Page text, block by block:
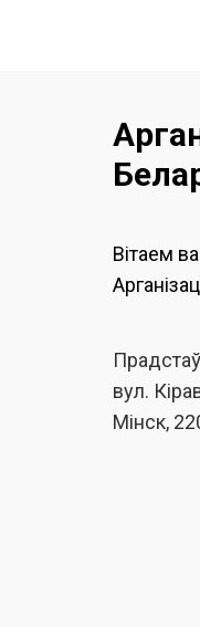
Вітаем
вул.
Мінск,